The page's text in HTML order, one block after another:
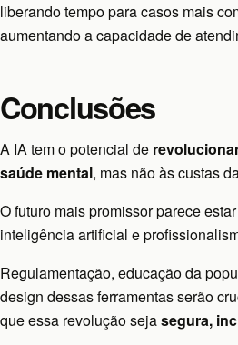
liberando tempo para casos mais
aumentando a capacidade de
Conclusões
A IA tem o potencial de
saúde mental, mas não às custas
O futuro mais promissor parece
inteligência artificial e
Regulamentação, educação da
design dessas ferramentas serão
que essa revolução sejasegura,